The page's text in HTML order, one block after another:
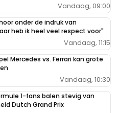
Vandaag, 09:00
onder de indruk van
heb ik heel veel respect voor"
Vandaag, 11:15
Mercedes vs. Ferrari kan grote
Vandaag, 10:30
1-fans balen stevig van
Dutch Grand Prix